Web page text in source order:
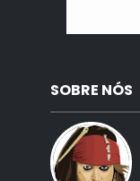
SOBRE NÓS